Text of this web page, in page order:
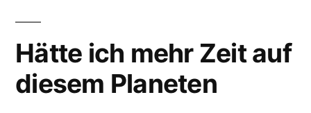
Hätte ich mehr Zeit auf
diesem Planeten